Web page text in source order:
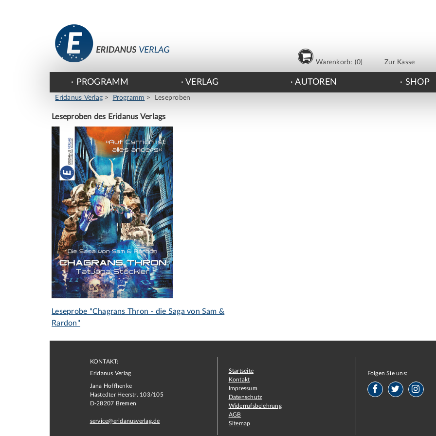
Warenkorb: (0) Zur Kasse
PROGRAMM VERLAG AUTOREN SHOP
Eridanus Verlag Programm Leseproben
Leseproben des Eridanus Verlags
Leseprobe "Chagrans Thron - die Saga von Sam &
Rardon"
KONTAKT:
Eridanus Verlag
Jana Hoffhenke
Hastedter Heerstr. 103/105
D-28207 Bremen
service@eridanusverlag.de
Startseite
Kontakt
Impressum
Datenschutz
Widerrufsbelehrung
AGB
Sitemap
Folgen Sie uns: